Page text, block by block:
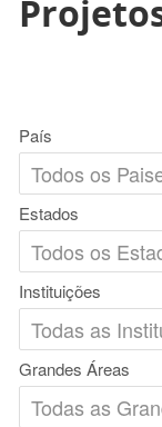
País
Estados
Instituições
Grandes Áreas